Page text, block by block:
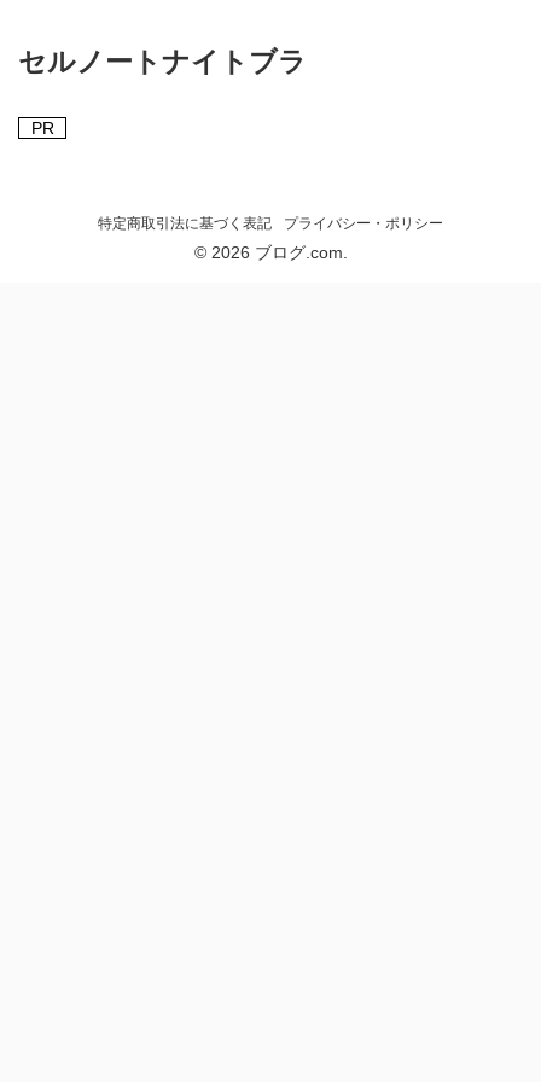
セルノートナイトブラ
PR
特定商取引法に基づく表記 プライバシー・ポリシー
© 2026 ブログ.com.